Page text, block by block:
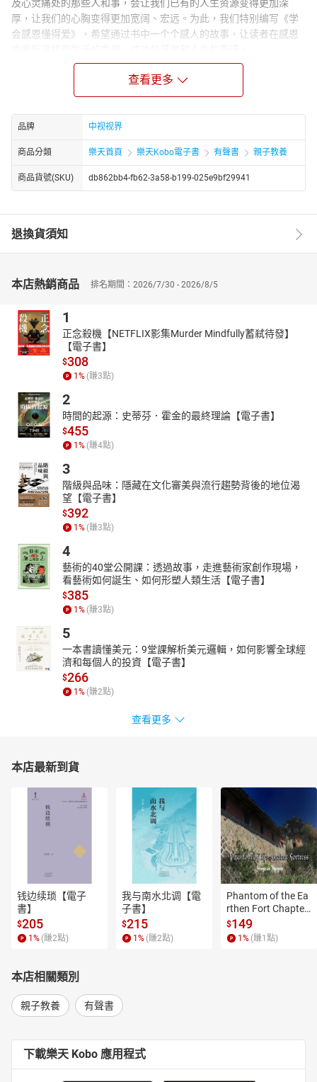
及心灵痛处的那些人和事，会让我们已有的人生资源变得更加深
厚，让我们的心胸变得更加宽阔、宏远。为此，我们特别编写《学
会感恩懂得爱》，希望通过书中一个个感人的故事，让读者在感恩
依可英子，婉转而优雅，代表作《女人的修养与智慧》《学会感恩
查看更多
品牌 中视视界
商品分類 樂天首頁 樂天Kobo電子書 有聲書 親子教養
商品貨號(SKU) db862bb4-fb62-3a58-b199-025e9bf29941
退換貨須知
本店熱銷商品 排名期間：2026/7/30 - 2026/8/5
1
正念殺機【NETFLIX影集Murder Mindfully蓄弒待發】
【電子書】
$308
1 % (賺3點)
2
時間的起源：史蒂芬．霍金的最終理論【電子書】
$455
1 % (賺4點)
3
階級與品味：隱藏在文化審美與流行趨勢背後的地位渴
望【電子書】
$392
1 % (賺3點)
4
藝術的40堂公開課：透過故事，走進藝術家創作現場，
看藝術如何誕生、如何形塑人類生活【電子書】
$385
1 % (賺3點)
5
一本書讀懂美元：9堂課解析美元邏輯，如何影響全球經
濟和每個人的投資【電子書】
$266
1 % (賺2點)
查看更多
本店最新到貨
钱边续琐【電子
書】
$205
1 % (賺2點)
我与南水北调【電
子書】
$215
1 % (賺2點)
Phantom of the Ea
rthen Fort Chapter
4【有聲書】
$149
1 % (賺1 點)
本店相關類別
親子教養 有聲書
下載樂天 Kobo 應用程式